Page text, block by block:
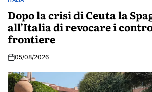
POSTED
Dopo la crisi di Ceuta la
all’Italia di revocare i
frontiere
05/08/2026